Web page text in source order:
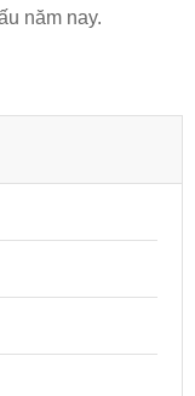
năm nay.